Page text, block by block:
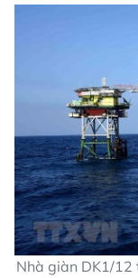
Nhà giàn DK1/12